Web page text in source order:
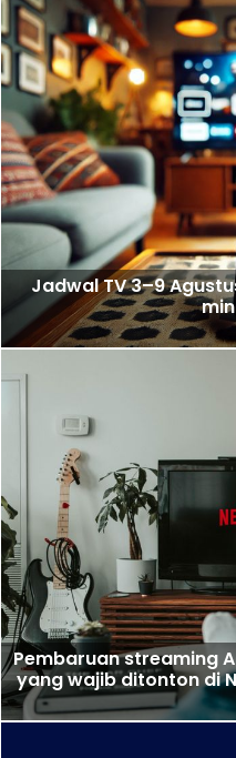
Jadwal TV 3–9
Pembaruan streaming
yang wajib ditonton di